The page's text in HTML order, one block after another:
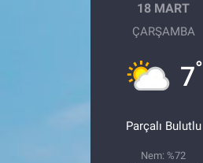
18 MART
ÇARŞAMBA
7°
Parçalı Bulutlu
Nem: %72
Kültür Sanat